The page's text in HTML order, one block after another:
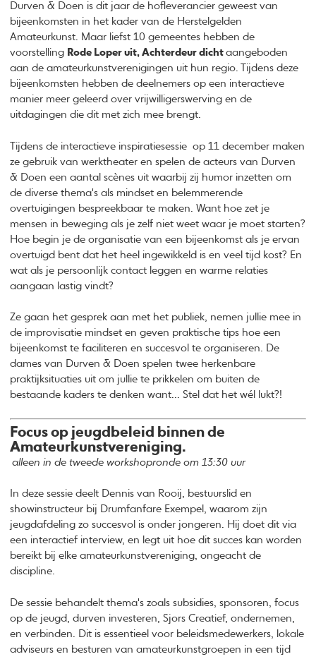
Durven & Doen is dit jaar de hofleverancier geweest van
bijeenkomsten in het kader van de Herstelgelden
Amateurkunst. Maar liefst 10 gemeentes hebben de
voorstelling Rode Loper uit, Achterdeur dichtaangeboden
aan de amateurkunstverenigingen uit hun regio. Tijdens deze
bijeenkomsten hebben de deelnemers op een interactieve
manier meer geleerd over vrijwilligerswerving en de
uitdagingen die dit met zich mee brengt.
Tijdens de interactieve inspiratiesessie op 11 december maken
ze gebruik van werktheater en spelen de acteurs van Durven
& Doen een aantal scènes uit waarbij zij humor inzetten om
de diverse thema's als mindset en belemmerende
overtuigingen bespreekbaar te maken. Want hoe zet je
mensen in beweging als je zelf niet weet waar je moet starten?
Hoe begin je de organisatie van een bijeenkomst als je ervan
overtuigd bent dat het heel ingewikkeld is en veel tijd kost? En
wat als je persoonlijk contact leggen en warme relaties
aangaan lastig vindt?
Ze gaan het gesprek aan met het publiek, nemen jullie mee in
de improvisatie mindset en geven praktische tips hoe een
bijeenkomst te faciliteren en succesvol te organiseren. De
dames van Durven & Doen spelen twee herkenbare
praktijksituaties uit om jullie te prikkelen om buiten de
bestaande kaders te denken want... Stel dat het wél lukt?!
Focus op jeugdbeleid binnen de
Amateurkunstvereniging.
alleen in de tweede workshopronde om 13:30 uur
In deze sessie deelt Dennis van Rooij, bestuurslid en
showinstructeur bij Drumfanfare Exempel, waarom zijn
jeugdafdeling zo succesvol is onder jongeren. Hij doet dit via
een interactief interview, en legt uit hoe dit succes kan worden
bereikt bij elke amateurkunstvereniging, ongeacht de
discipline.
De sessie behandelt thema's zoals subsidies, sponsoren, focus
op de jeugd, durven investeren, Sjors Creatief, ondernemen,
en verbinden. Dit is essentieel voor beleidsmedewerkers, lokale
adviseurs en besturen van amateurkunstgroepen in een tijd